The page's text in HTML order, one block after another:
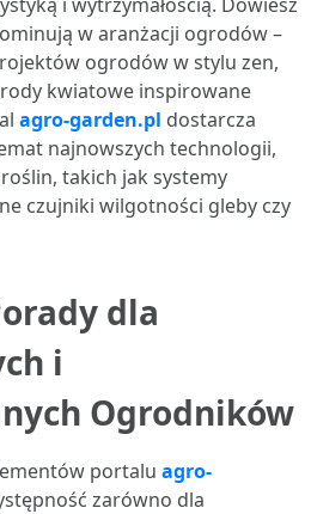
w aranżacji ogrodów –
ogrodów w stylu zen,
kwiatowe inspirowane
agro-garden.pl dostarcza
najnowszych technologii,
takich jak systemy
czujniki wilgotności gleby czy
dla
i
Ogrodników
portalu agro-
zarówno dla